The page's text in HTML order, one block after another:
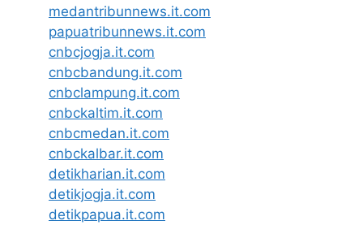
medantribunnews.it.com
papuatribunnews.it.com
cnbcjogja.it.com
cnbcbandung.it.com
cnbclampung.it.com
cnbckaltim.it.com
cnbcmedan.it.com
cnbckalbar.it.com
detikharian.it.com
detikjogja.it.com
detikpapua.it.com